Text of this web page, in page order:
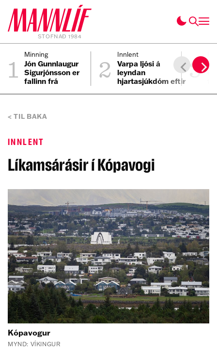
STOFNAÐ 1984
1 Minning
Jón Gunnlaugur
Sigurjónsson er
fallinn frá
2 Innlent
Varpa ljósi á
leyndan
hjartasjúkdóm eftir 3
TIL BAKA
INNLENT
Líkamsárásir í Kópavogi
Kópavogur
MYND: VÍKINGUR